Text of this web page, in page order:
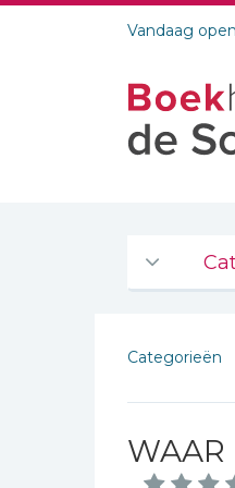
Vandaag
De Bijbel
Bijbelse
Categorieën
WAAR